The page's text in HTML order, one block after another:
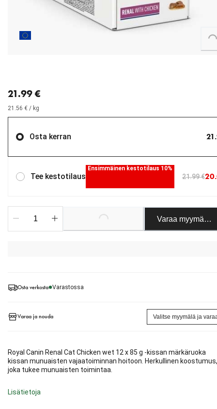
Loading...
Osta verkosta Varastossa
Varaa ja nouda Valitse myymälä ja
Royal Canin Renal Cat Chicken wet 12 x 85 g -kissan märkäruoka
kissan munuaisten vajaatoiminnan hoitoon. Herkullinen koostumus,
joka tukee munuaisten toimintaa.
Lisätietoja
21.99 €
21.56 € / kg
Osta kerran
Tee kestotilaus
Ensimmäinen kestotilaus 10%
21.99 €
Loading... Varaa